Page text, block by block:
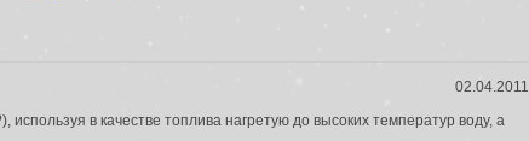
02.04.2011
в качестве топлива нагретую до высоких температур воду, а